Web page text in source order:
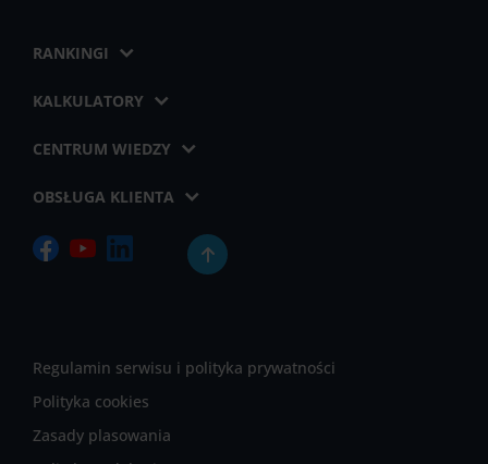
RANKINGI
KALKULATORY
CENTRUM WIEDZY
OBSŁUGA KLIENTA
Regulamin serwisu i polityka prywatności
Polityka cookies
Zasady plasowania